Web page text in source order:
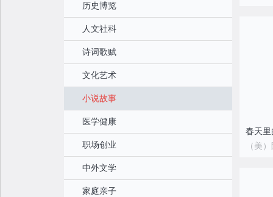
历史博览
人文社科
诗词歌赋
文化艺术
小说故事
医学健康
职场创业
中外文学
家庭亲子
春天
（美